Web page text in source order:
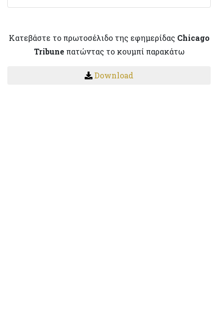
Κατεβάστε το πρωτοσέλιδο της εφημερίδας Chicago
Tribuneπατώντας το κουμπί παρακάτω
Download